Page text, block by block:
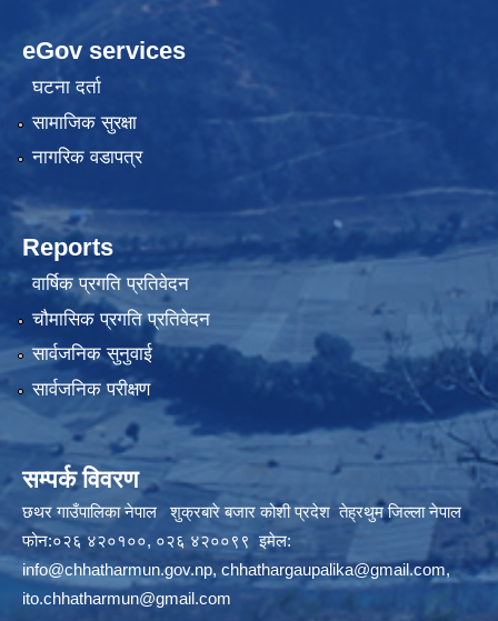
eGov services
घटना दर्ता
सामाजिक सुरक्षा
नागरिक वडापत्र
Reports
वार्षिक प्रगति प्रतिवेदन
चौमासिक प्रगति प्रतिवेदन
सार्वजनिक सुनुवाई
सार्वजनिक परीक्षण
सम्पर्क विवरण
छथर गाउँपालिका नेपाल शुक्रबारे बजार कोशी प्रदेश तेह्रथुम जिल्ला नेपाल
फोन:०२६ ४२०१००, ०२६ ४२००९९ इमेल:
info@chhatharmun.gov.np, chhathargaupalika@gmail.com,
ito.chhatharmun@gmail.com